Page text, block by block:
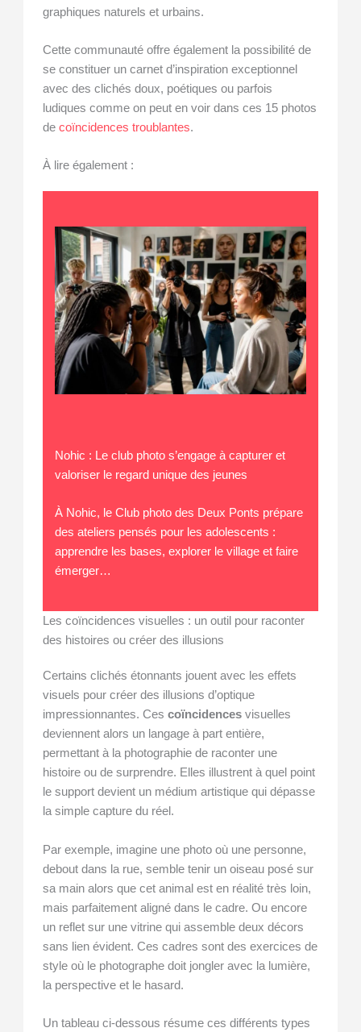
graphiques naturels et urbains.
Cette communauté offre également la possibilité de
se constituer un carnet d’inspiration exceptionnel
avec des clichés doux, poétiques ou parfois
ludiques comme on peut en voir dans ces 15 photos
decoïncidences troublantes.
À lire également :
Nohic : Le club photo s’engage à capturer et
valoriser le regard unique des jeunes
À Nohic, le Club photo des Deux Ponts prépare
des ateliers pensés pour les adolescents :
apprendre les bases, explorer le village et faire
émerger…
Les coïncidences visuelles : un outil pour raconter
des histoires ou créer des illusions
Certains clichés étonnants jouent avec les effets
visuels pour créer des illusions d’optique
impressionnantes. Cescoïncidences visuelles
deviennent alors un langage à part entière,
permettant à la photographie de raconter une
histoire ou de surprendre. Elles illustrent à quel point
le support devient un médium artistique qui dépasse
la simple capture du réel.
Par exemple, imagine une photo où une personne,
debout dans la rue, semble tenir un oiseau posé sur
sa main alors que cet animal est en réalité très loin,
mais parfaitement aligné dans le cadre. Ou encore
un reflet sur une vitrine qui assemble deux décors
sans lien évident. Ces cadres sont des exercices de
style où le photographe doit jongler avec la lumière,
la perspective et le hasard.
Un tableau ci-dessous résume ces différents types